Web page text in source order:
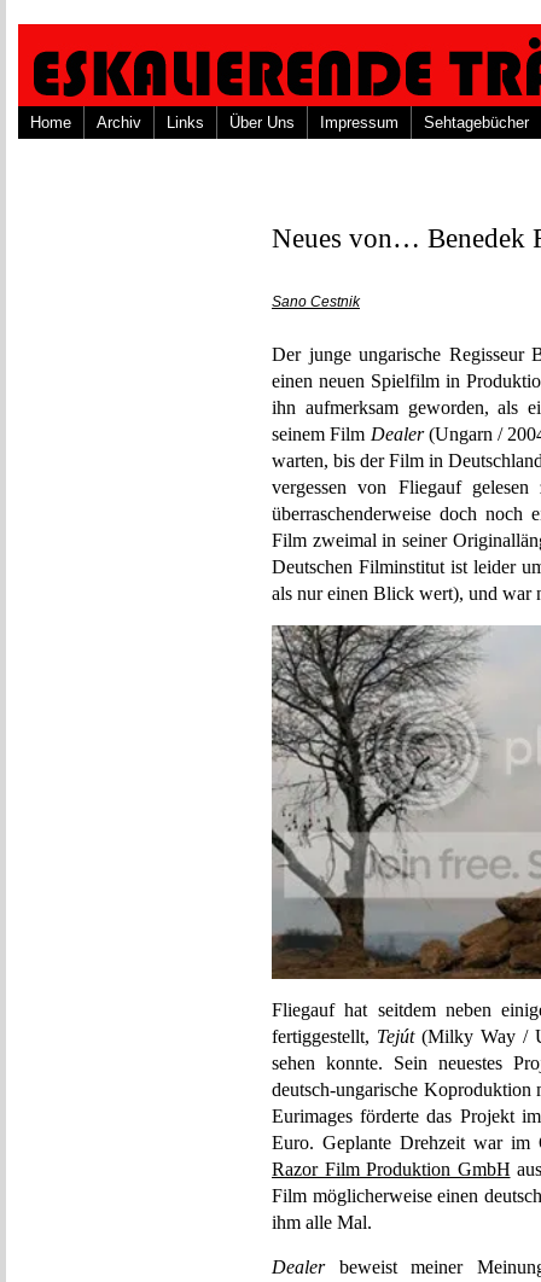
Home Archiv Links Über Uns Impressum Sehtagebücher
Neues von… Benedek
Sano Cestnik
Der junge ungarische Regisseur
einen neuen Spielfilm in
ihn aufmerksam geworden, als
seinem Film Dealer(Ungarn /
warten, bis der Film in
vergessen von Fliegauf
überraschenderweise doch
Film zweimal in seiner
Deutschen Filminstitut ist leider
als nur einen Blick wert), und war
Fliegauf hat seitdem neben
fertiggestellt, Tejút(Milky Way /
sehen konnte. Sein neuestes
deutsch-ungarische Koproduktion
Eurimages förderte das Projekt
Euro. Geplante Drehzeit war im
Razor Film Produktion GmbH
Film möglicherweise einen
ihm alle Mal.
Dealerbeweist meiner